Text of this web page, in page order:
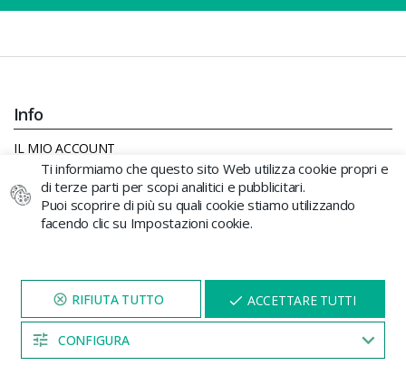
Info
IL MIO ACCOUNT
CONTATTO
INDIVIDUARE L'ORDINE
NEGOZI
BLOG
MAPPA DEL SITO
Acquistare
Ti informiamo che questo sito Web utilizza cookie propri e
di terze parti per scopi analitici e pubblicitari.
Puoi scoprire di più su quali cookie stiamo utilizzando
facendo clic su Impostazioni cookie.
CONFIGURA
ACCETTARE TUTTI
VISITA IL NOSTRO SITO
PER 5 MINUTI E QUI
APPARIRÀ UNOSCONTO
04:52